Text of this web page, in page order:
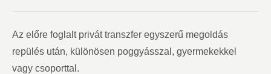
Az előre foglalt privát transzfer egyszerű megoldás
repülés után, különösen poggyásszal, gyermekekkel
vagy csoporttal.